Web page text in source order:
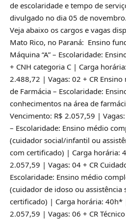
de escolaridade e tempo de
divulgado no dia 05 de novembro.
Veja abaixo os cargos e vagas
Mato Rico, no Paraná: Ensino
Máquina “A” – Escolaridade:
+ CNH categoria C | Carga
2.488,72 | Vagas: 02 + CR
de Farmácia – Escolaridade:
conhecimentos na área de
Vencimento: R$ 2.057,59 |
– Escolaridade: Ensino médio
(cuidador social/infantil ou
com certificado) | Carga horária:
2.057,59 | Vagas: 04 + CR
Escolaridade: Ensino médio
(cuidador de idoso ou assistência
certificado) | Carga horária: 40h*
2.057,59 | Vagas: 06 + CR